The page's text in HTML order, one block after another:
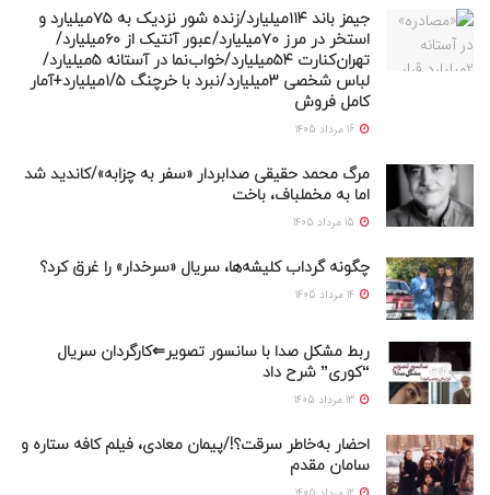
جیمز باند ۱۱۴میلیارد/زنده شور نزدیک به ۷۵میلیارد و
استخر در مرز ۷۰میلیارد/عبور آنتیک از ۶۰میلیارد/
تهران‌کنارت ۵۴میلیارد/خواب‌نما در آستانه ۵میلیارد/
لباس شخصی ۳میلیارد/نبرد با خرچنگ ۱/۵میلیارد+آمار
کامل فروش
مرگ محمد حقیقی صدابردار «سفر به چزابه»/کاندید شد
اما به مخملباف، باخت
چگونه گرداب کلیشه‌ها، سریال «سرخدار» را غرق کرد؟
ربط مشکل صدا با سانسور تصویر⇐کارگردان سریال
“کوری” شرح داد
احضار به‌خاطر سرقت؟!/پیمان معادی، فیلم کافه ستاره و
سامان مقدم